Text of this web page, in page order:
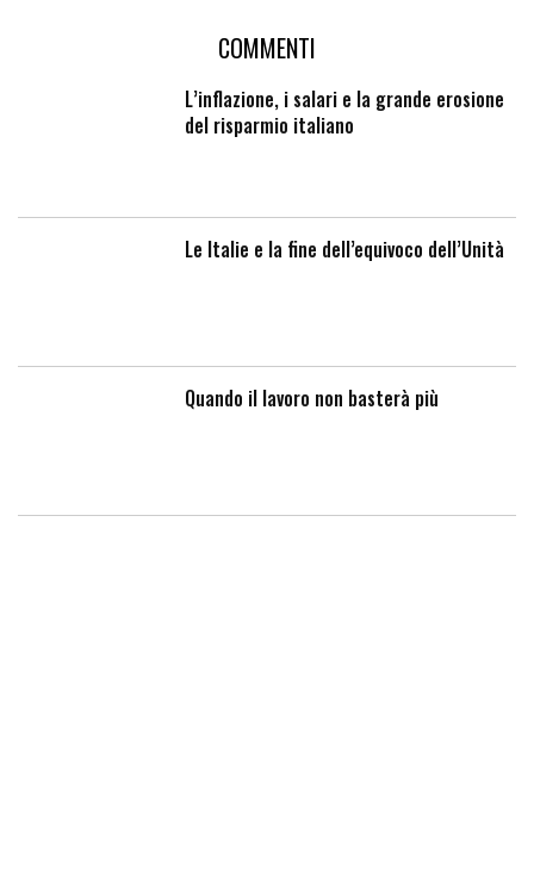
COMMENTI
L’inflazione, i salari e la grande erosione
del risparmio italiano
Le Italie e la fine dell’equivoco dell’Unità
Quando il lavoro non basterà più